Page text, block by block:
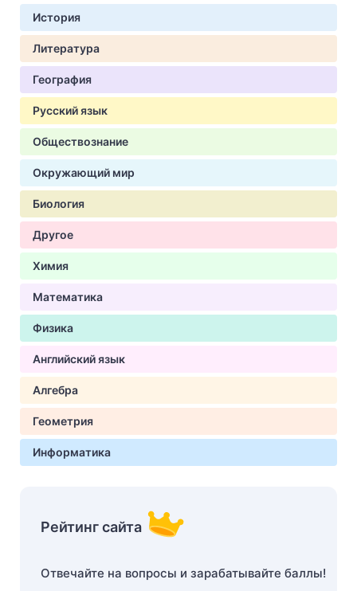
История
Литература
География
Русский язык
Обществознание
Окружающий мир
Биология
Другое
Химия
Математика
Физика
Английский язык
Алгебра
Геометрия
Информатика
Рейтинг сайта
Отвечайте на вопросы и зарабатывайте баллы!